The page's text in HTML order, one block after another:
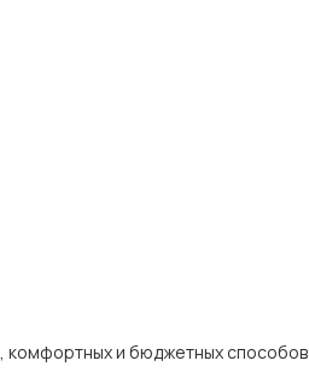
комфортных и бюджетных способов